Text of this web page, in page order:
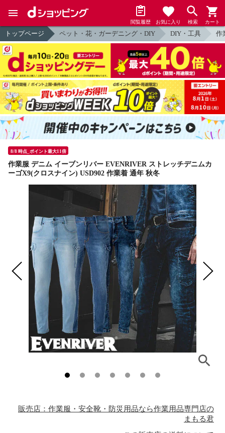
閲覧履歴 お気に入り 検索 カート
トップページ ペット・花・ガーデニング・DIY DIY・工具 作
8/8 時点_ポイント最大11倍
作業服 デニム イーブンリバー EVENRIVER ストレッチデニムカ
ーゴX9(クロスナイン) USD902 作業着 通年 秋冬
販売店：作業服・安全靴・防災用品なら作業用品専門店の
まもる君